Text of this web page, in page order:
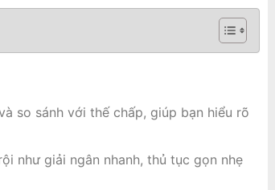
so sánh với thế chấp, giúp bạn hiểu rõ
như giải ngân nhanh, thủ tục gọn nhẹ